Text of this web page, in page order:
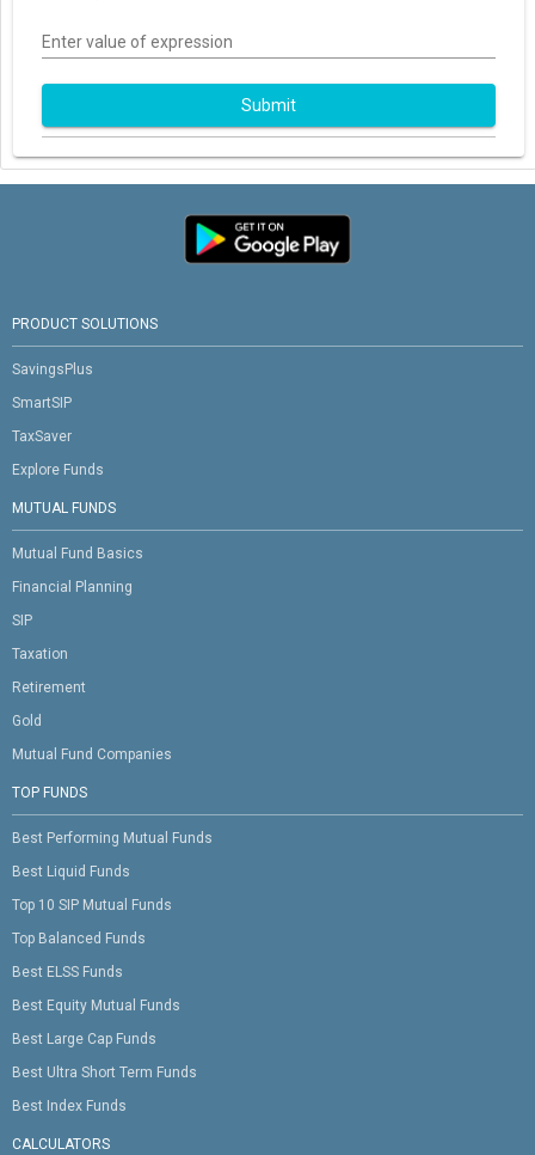
Enter value of expression
Submit
PRODUCT SOLUTIONS
SavingsPlus
SmartSIP
TaxSaver
Explore Funds
MUTUAL FUNDS
Mutual Fund Basics
Financial Planning
SIP
Taxation
Retirement
Gold
Mutual Fund Companies
TOP FUNDS
Best Performing Mutual Funds
Best Liquid Funds
Top 10 SIP Mutual Funds
Top Balanced Funds
Best ELSS Funds
Best Equity Mutual Funds
Best Large Cap Funds
Best Ultra Short Term Funds
Best Index Funds
CALCULATORS